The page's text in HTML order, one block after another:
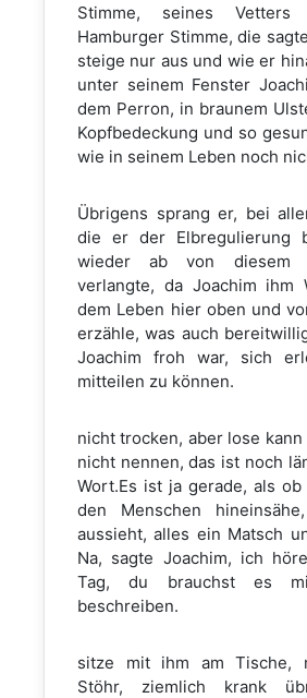
Stimme, seines Vetters
Hamburger Stimme, die
steige nur aus und wie er
unter seinem Fenster
dem Perron, in braunem
Kopfbedeckung und so
wie in seinem Leben noch
Übrigens sprang er, bei
die er der Elbregulierung
wieder ab von diesem
verlangte, da Joachim ihm
dem Leben hier oben und
erzähle, was auch
Joachim froh war, sich
mitteilen zu können.
nicht trocken, aber lose kann
nicht nennen, das ist noch
Wort.Es ist ja gerade, als
den Menschen
aussieht, alles ein Matsch
Na, sagte Joachim, ich
Tag, du brauchst es
beschreiben.
sitze mit ihm am Tische,
Stöhr, ziemlich krank